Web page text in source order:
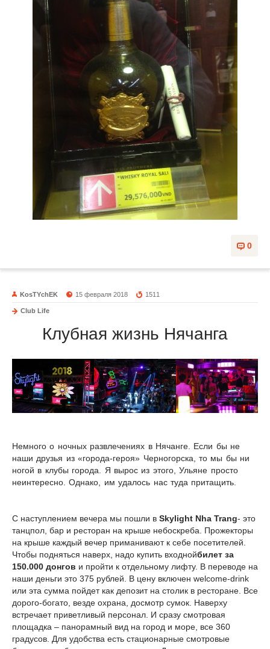
0
KosTYchEK 15 февраля 2018 1511
Club Life
Клубная жизнь Нячанга
Немного о ночных развлечениях в Нячанге. Если бы не
наши друзья из «города-героя» Черногорска, то мы бы ни
ногой в клубы города. Я вырос из этого, Ульяне просто
неинтересно. Однако, им удалось нас туда притащить.
С наступлением вечера мы пошли в Skylight Nha Trang- это
танцпол, бар и ресторан на крыше небоскреба. Прожекторы
на крыше каждый вечер приманивают к себе посетителей.
Чтобы подняться наверх, надо купить входнойбилет за
150.000 донгов и пройти к отдельному лифту. В переводе на
наши деньги это 375 рублей. В цену включен welcome-drink
или эта сумма пойдет как депозит на столик в ресторане. Все
дорого-богато, везде охрана, досмотр сумок. Наверху
встречает приветливый персонал. И сразу смотровая
площадка – панорамный вид на город и море, все 360
градусов. Для удобства есть стационарные смотровые